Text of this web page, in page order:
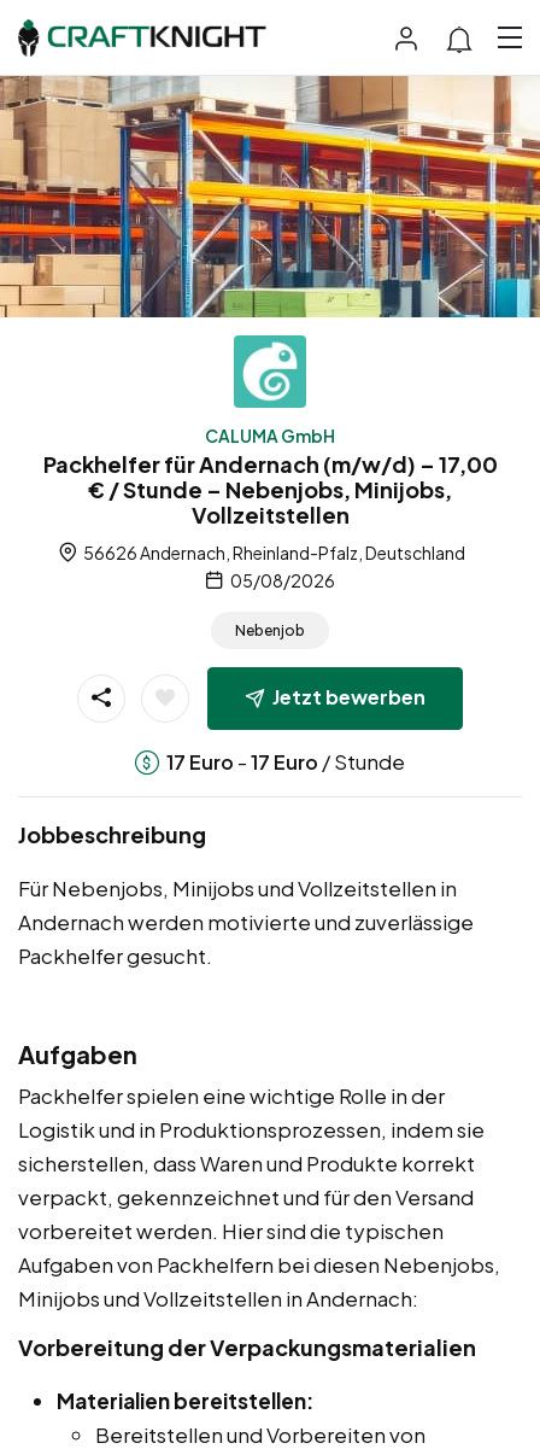
CALUMA GmbH
Packhelfer für Andernach (m/w/d) – 17,00
€ / Stunde – Nebenjobs, Minijobs,
Vollzeitstellen
56626 Andernach, Rheinland-Pfalz, Deutschland
05/08/2026
Nebenjob
Jetzt bewerben
17 Euro -17 Euro / Stunde
Jobbeschreibung
Für Nebenjobs, Minijobs und Vollzeitstellen in
Andernach werden motivierte und zuverlässige
Packhelfer gesucht.
Aufgaben
Packhelfer spielen eine wichtige Rolle in der
Logistik und in Produktionsprozessen, indem sie
sicherstellen, dass Waren und Produkte korrekt
verpackt, gekennzeichnet und für den Versand
vorbereitet werden. Hier sind die typischen
Aufgaben von Packhelfern bei diesen Nebenjobs,
Minijobs und Vollzeitstellen in Andernach:
Vorbereitung der Verpackungsmaterialien
Materialien bereitstellen:
Bereitstellen und Vorbereiten von